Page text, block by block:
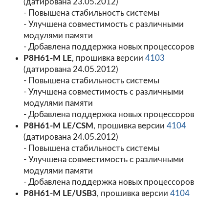
(датирована 23.05.2012)
- Повышена стабильность системы
- Улучшена совместимость с различными
модулями памяти
- Добавлена поддержка новых процессоров
P8H61-M LE, прошивка версии 4103
(датирована 24.05.2012)
- Повышена стабильность системы
- Улучшена совместимость с различными
модулями памяти
- Добавлена поддержка новых процессоров
P8H61-M LE/CSM , прошивка версии 4104
(датирована 24.05.2012)
- Повышена стабильность системы
- Улучшена совместимость с различными
модулями памяти
- Добавлена поддержка новых процессоров
P8H61-M LE/USB3, прошивка версии 4104